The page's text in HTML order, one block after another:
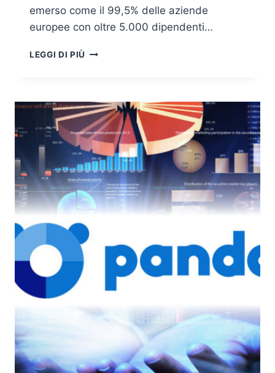
emerso come il 99,5% delle aziende
europee con oltre 5.000 dipendenti…
LEGGI DI PIÙ CAMBIA
LA
SICUREZZA
E
COSÌ
ANCHE
TEAM
DELL’IT